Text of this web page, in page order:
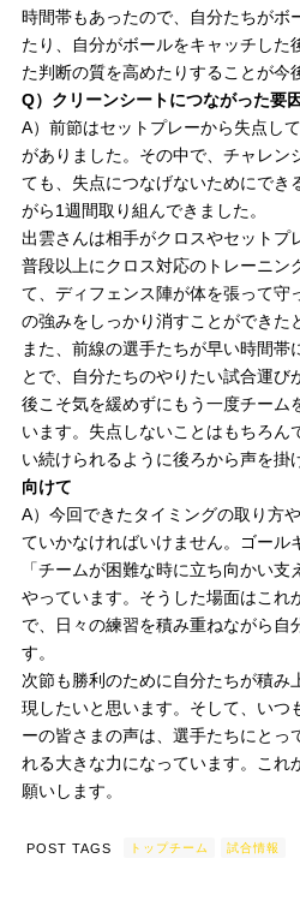
時間帯もあったので、自分たちがボ
たり、自分がボールをキャッチした
た判断の質を高めたりすることが今
Q）クリーンシートにつながった要
A）前節はセットプレーから失点し
がありました。その中で、チャレン
ても、失点につなげないためにでき
がら1週間取り組んできました。
出雲さんは相手がクロスやセットプ
普段以上にクロス対応のトレーニン
て、ディフェンス陣が体を張って守
の強みをしっかり消すことができた
また、前線の選手たちが早い時間帯
とで、自分たちのやりたい試合運び
後こそ気を緩めずにもう一度チーム
います。失点しないことはもちろん
い続けられるように後ろから声を掛
向けて
A）今回できたタイミングの取り方
ていかなければいけません。ゴール
「チームが困難な時に立ち向かい
やっています。そうした場面はこれ
で、日々の練習を積み重ねながら自
す。
次節も勝利のために自分たちが積み
現したいと思います。そして、いつ
ーの皆さまの声は、選手たちにとっ
れる大きな力になっています。これ
願いします。
POST TAGS トップチーム 試合情報